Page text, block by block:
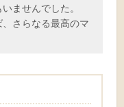
ませんでした。
さらなる最高のマ